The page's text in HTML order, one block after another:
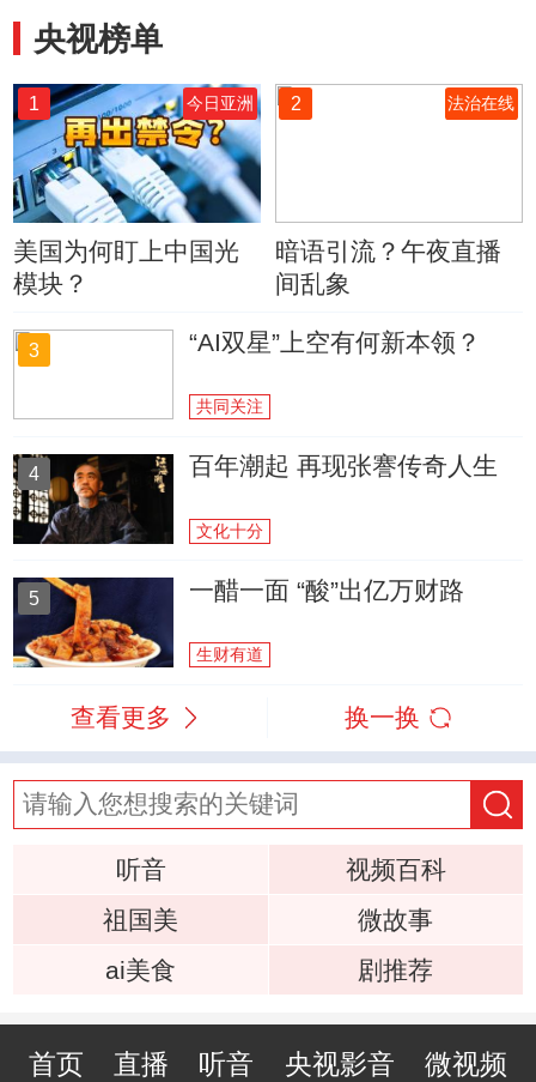
央视榜单
1 今日亚洲
美国为何盯上中国光
模块？
2 法治在线
暗语引流？午夜直播
间乱象
3 “AI双星”上空有何新本领？
共同关注
4 百年潮起 再现张謇传奇人生
文化十分
5 一醋一面 “酸”出亿万财路
生财有道
查看更多 换一换
听音
视频百科
祖国美
微故事
ai美食
剧推荐
首页 直播 听音 央视影音 微视频